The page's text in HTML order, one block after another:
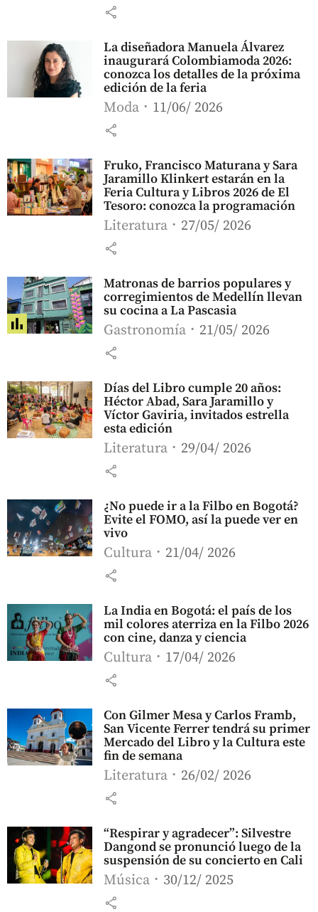
share
La diseñadora Manuela Álvarez
inaugurará Colombiamoda 2026:
conozca los detalles de la próxima
edición de la feria
Moda 11/06/ 2026
share
Fruko, Francisco Maturana y Sara
Jaramillo Klinkert estarán en la
Feria Cultura y Libros 2026 de El
Tesoro: conozca la programación
Literatura 27/05/ 2026
share
Matronas de barrios populares y
corregimientos de Medellín llevan
su cocina a La Pascasia
Gastronomía 21/05/ 2026
share
Días del Libro cumple 20 años:
Héctor Abad, Sara Jaramillo y
Víctor Gaviria, invitados estrella
esta edición
Literatura 29/04/ 2026
share
¿No puede ir a la Filbo en Bogotá?
Evite el FOMO, así la puede ver en
vivo
Cultura 21/04/ 2026
share
La India en Bogotá: el país de los
mil colores aterriza en la Filbo 2026
con cine, danza y ciencia
Cultura 17/04/ 2026
share
Con Gilmer Mesa y Carlos Framb,
San Vicente Ferrer tendrá su primer
Mercado del Libro y la Cultura este
fin de semana
Literatura 26/02/ 2026
share
“Respirar y agradecer”: Silvestre
Dangond se pronunció luego de la
suspensión de su concierto en Cali
Música 30/12/ 2025
share